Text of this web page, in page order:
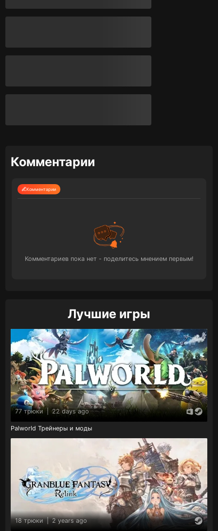
Комментарии
Комментарии
Комментариев пока нет - поделитесь мнением первым!
Лучшие игры
77 трюки | 22 days ago
Palworld Трейнеры и моды
18 трюки | 2 years ago